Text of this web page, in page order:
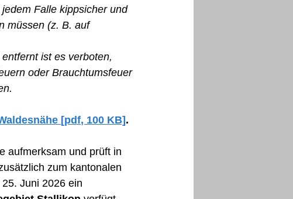
Falle kippsicher und
müssen (z. B. auf
ist es verboten,
oder Brauchtumsfeuer
[pdf, 100 KB].
aufmerksam und prüft in
zum kantonalen
Juni 2026 ein